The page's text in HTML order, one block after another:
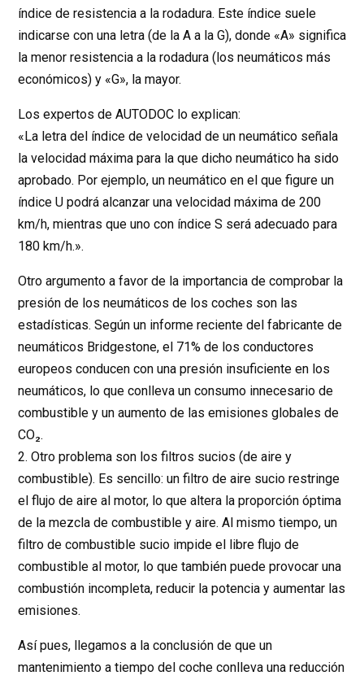
índice de resistencia a la rodadura. Este índice suele
indicarse con una letra (de la A a la G), donde «A» significa
la menor resistencia a la rodadura (los neumáticos más
económicos) y «G», la mayor.
Los expertos de AUTODOC lo explican:
«La letra del índice de velocidad de un neumático señala
la velocidad máxima para la que dicho neumático ha sido
aprobado. Por ejemplo, un neumático en el que figure un
índice U podrá alcanzar una velocidad máxima de 200
km/h, mientras que uno con índice S será adecuado para
180 km/h.».
Otro argumento a favor de la importancia de comprobar la
presión de los neumáticos de los coches son las
estadísticas. Según un informe reciente del fabricante de
neumáticos Bridgestone, el 71% de los conductores
europeos conducen con una presión insuficiente en los
neumáticos, lo que conlleva un consumo innecesario de
combustible y un aumento de las emisiones globales de
CO₂.
2. Otro problema son los filtros sucios (de aire y
combustible). Es sencillo: un filtro de aire sucio restringe
el flujo de aire al motor, lo que altera la proporción óptima
de la mezcla de combustible y aire. Al mismo tiempo, un
filtro de combustible sucio impide el libre flujo de
combustible al motor, lo que también puede provocar una
combustión incompleta, reducir la potencia y aumentar las
emisiones.
Así pues, llegamos a la conclusión de que un
mantenimiento a tiempo del coche conlleva una reducción